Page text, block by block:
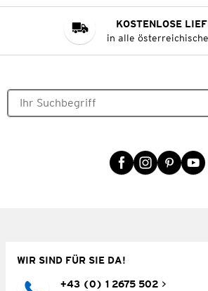
KOSTENLOSE
in alle
WIR SIND FÜR SIE DA!
+43 (0) 1 2675 502